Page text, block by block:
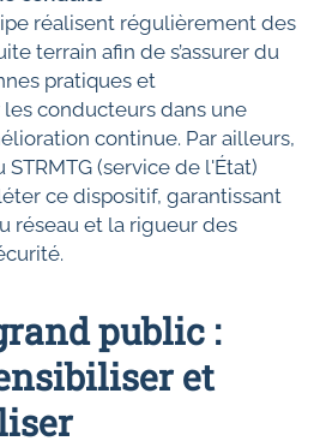
réalisent régulièrement des
terrain afin de s’assurer du
pratiques et
les conducteurs dans une
continue. Par ailleurs,
(service de l'État)
ce dispositif, garantissant
réseau et la rigueur des
public :
et